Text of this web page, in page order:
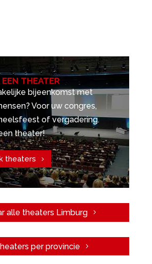
THEATER
bijeenkomst met
Voor uw congres,
of vergadering.
theater!
theaters
alle theaters Limburg
per provincie